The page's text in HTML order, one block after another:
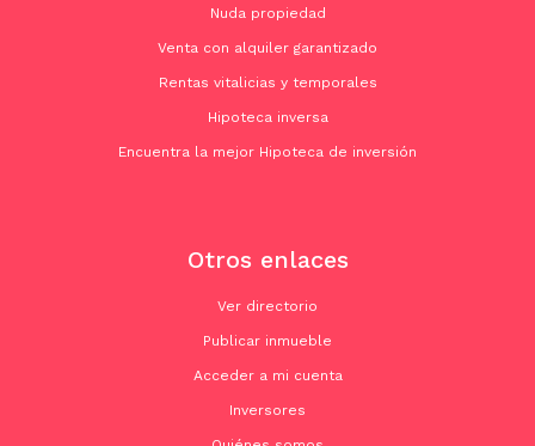
Nuda propiedad
Venta con alquiler garantizado
Rentas vitalicias y temporales
Hipoteca inversa
Encuentra la mejor Hipoteca de inversión
Otros enlaces
Ver directorio
Publicar inmueble
Acceder a mi cuenta
Inversores